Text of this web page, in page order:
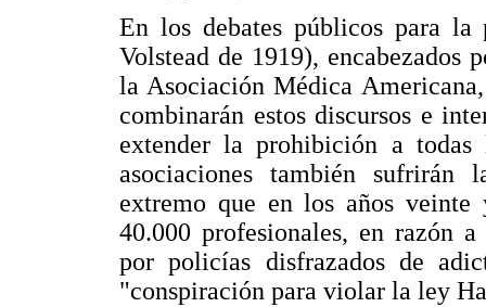
En los debates públicos para
Volstead de 1919),
la Asociación Médica
combinarán estos discursos e
extender la prohibición a
asociaciones también sufrirán
extremo que en los años
40.000 profesionales, en razón
por policías disfrazados de
"conspiración para violar la ley